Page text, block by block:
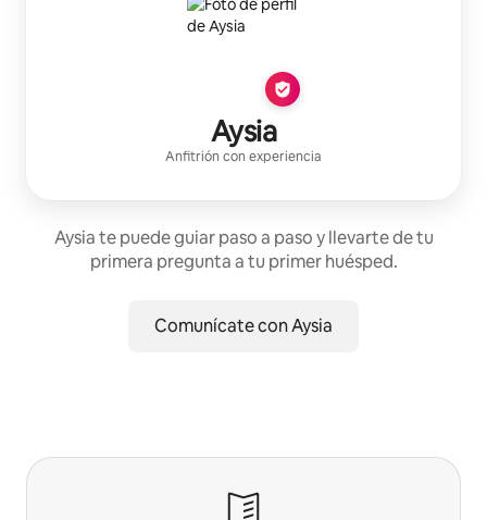
Aysia
Anfitrión con experiencia
Aysia te puede guiar paso a paso y llevarte de tu
primera pregunta a tu primer huésped.
Comunícate con Aysia